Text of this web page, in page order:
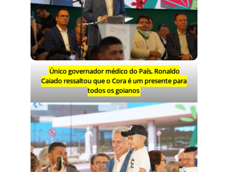
Único governador médico do País, Ronaldo
Caiado ressaltou que o Cora é um presente para
todos os goianos